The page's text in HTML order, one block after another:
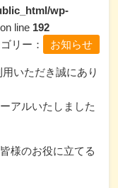
wp-
on line 192
リー：
お知らせ
いただき誠にあり
アルいたしました
様のお役に立てる